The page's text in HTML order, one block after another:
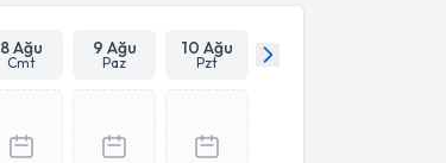
8 Ağu
Cmt
9 Ağu
Paz
10 Ağu
Pzt